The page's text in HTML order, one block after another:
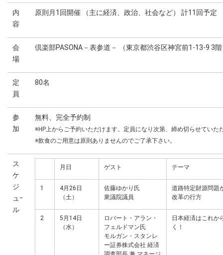
内
容
原則月1回開催 （主に経済、政治、社会など） 計11回予定
会
場
倶楽部PASONA－表参道－ （東京都渋谷区神宮前1-13-9 3
定
員
80名
参
加
無料、完全予約制
※HP上からご予約いただけます。定員になり次第、締め切らせていた
※飲食のご用意は原則ありませんのでご了承下さい。
ス
ケ
ジ
ュｰ
ル
月日 ゲスト テーマ
1
4月26日
（土）
佐藤ゆかり氏
衆議院議員
道路特定財源問題
改革の行方
2
5月14日
（水）
ロバート・アラン・
フェルドマン氏
モルガン・スタンレ
ー証券株式会社 経済
日本経済はこれか
く！